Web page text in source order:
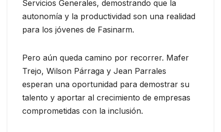
Servicios Generales, demostrando que la
autonomía y la productividad son una realidad
para los jóvenes de Fasinarm.
Pero aún queda camino por recorrer. Mafer
Trejo, Wilson Párraga y Jean Parrales
esperan una oportunidad para demostrar su
talento y aportar al crecimiento de empresas
comprometidas con la inclusión.